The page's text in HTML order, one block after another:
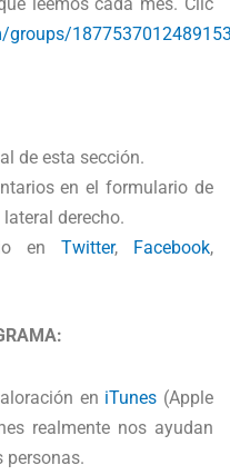
groups/
de esta sección.
en el formulario de
derecho.
enTwitter, Facebook,
en iTunes (Apple
realmente nos ayudan
personas.